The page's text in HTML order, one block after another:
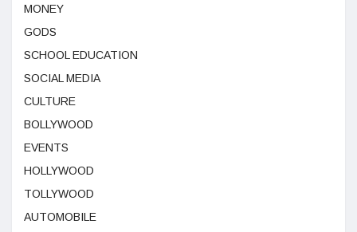
MONEY
GODS
SCHOOL EDUCATION
SOCIAL MEDIA
CULTURE
BOLLYWOOD
EVENTS
HOLLYWOOD
TOLLYWOOD
AUTOMOBILE